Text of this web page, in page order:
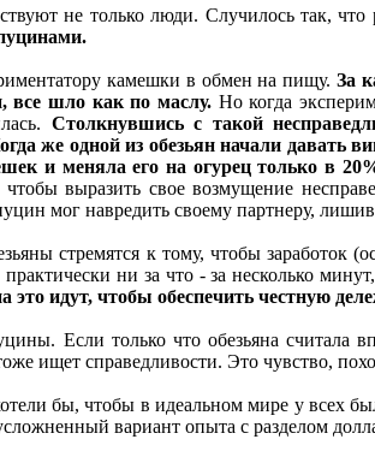
не только люди. Случилось так, что
камешки в обмен на пищу.За
все шло как по маслу.Но когда
Столкнувшись с такой
же одной из обезьян начали давать
и меняла его на огурец только в
чтобы выразить свое возмущение
мог навредить своему партнеру,
стремятся к тому, чтобы заработок
ни за что - за несколько
это идут, чтобы обеспечить честную
Если только что обезьяна считала
ищет справедливости. Это чувство,
бы, чтобы в идеальном мире у всех
вариант опыта с разделом